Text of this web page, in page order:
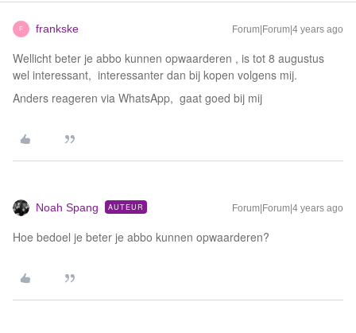
F frankske Forum|Forum|4 years ago
Wellicht beter je abbo kunnen opwaarderen , is tot 8 augustus
wel interessant, interessanter dan bij kopen volgens mij.
Anders reageren via WhatsApp, gaat goed bij mij
Noah Spang AUTEUR Forum|Forum|4 years ago
Hoe bedoel je beter je abbo kunnen opwaarderen?